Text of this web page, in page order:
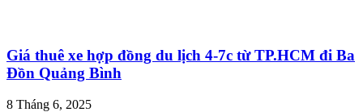
Giá thuê xe hợp đồng du lịch 4-7c từ TP.HCM đi Ba
Đồn Quảng Bình
8 Tháng 6, 2025